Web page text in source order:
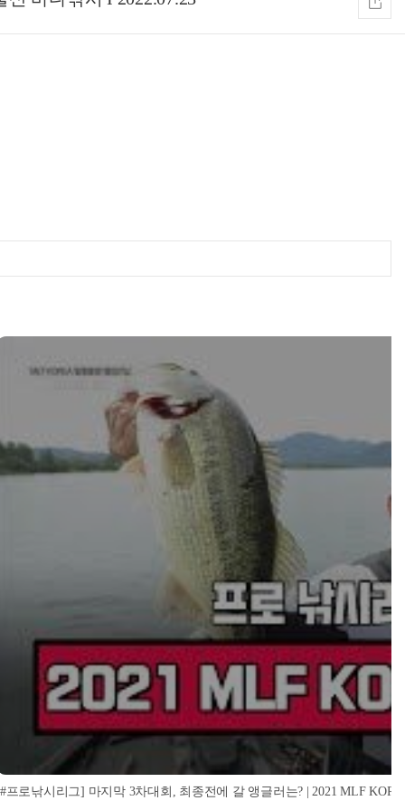
프로낚시리그] 마지막 3차대회, 최종전에 갈 앵글러는? | 2021 MLF